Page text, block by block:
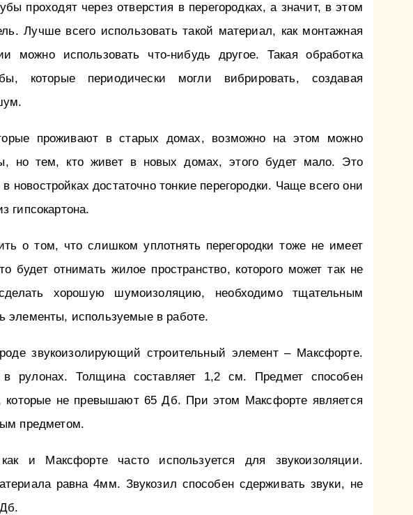
проходят через отверстия в перегородках, а значит, в этом
Лучше всего использовать такой материал, как монтажная
можно использовать что-нибудь другое. Такая обработка
которые периодически могли вибрировать, создавая
проживают в старых домах, возможно на этом можно
но тем, кто живет в новых домах, этого будет мало. Это
новостройках достаточно тонкие перегородки. Чаще всего они
гипсокартона.
о том, что слишком уплотнять перегородки тоже не имеет
будет отнимать жилое пространство, которого может так не
хорошую шумоизоляцию, необходимо тщательным
элементы, используемые в работе.
звукоизолирующий строительный элемент – Максфорте.
в рулонах. Толщина составляет 1,2 см. Предмет способен
которые не превышают 65 Дб. При этом Максфорте является
предметом.
и Максфорте часто используется для звукоизоляции.
равна 4мм. Звукозил способен сдерживать звуки, не